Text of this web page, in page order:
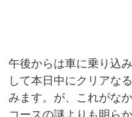
午後からは車に乗り込
して本日中にクリアな
みます。が、これがな